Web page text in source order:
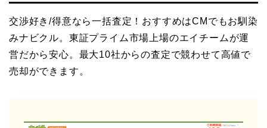
交渉好き/得意なら一括査定！おすすめはCMでもお馴染
みナビクル。東証プライム市場上場のエイチームが運
営だから安心。最大10社からの査定で競わせて高値で
売却ができます。